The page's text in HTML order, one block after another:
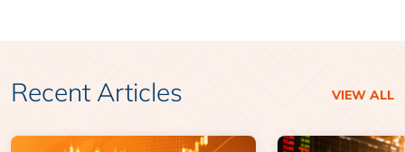
Recent Articles VIEW ALL